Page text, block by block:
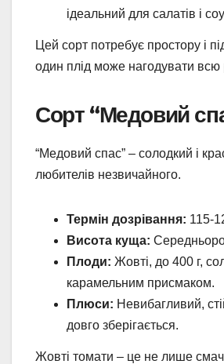
ідеальний для салатів і
Цей сорт потребує простору і
один плід може нагодувати всю
Сорт “Медовий
“Медовий спас” – солодкий і
любителів незвичайного.
Термін дозрівання: 115-
Висота куща:
Плоди: Жовті, до 400 г,
карамельним присмаком.
Плюси: Невибагливий,
довго зберігається.
Жовті томати – це не лише